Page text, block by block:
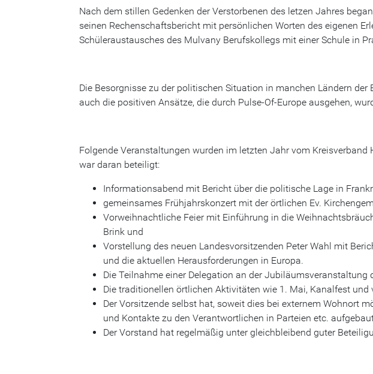
Nach dem stillen Gedenken der Verstorbenen des letzen Jahres
seinen Rechenschaftsbericht mit persönlichen Worten des eigenen
Schüleraustausches des Mulvany Berufskollegs mit einer Schule in
Die Besorgnisse zu der politischen Situation in manchen Ländern
auch die positiven Ansätze, die durch Pulse-Of-Europe ausgehen,
Folgende Veranstaltungen wurden im letzten Jahr vom Kreisverband
war daran beteiligt:
Informationsabend mit Bericht über die politische Lage in
gemeinsames Frühjahrskonzert mit der örtlichen Ev.
Vorweihnachtliche Feier mit Einführung in die
Brink und
Vorstellung des neuen Landesvorsitzenden Peter Wahl mit
und die aktuellen Herausforderungen in Europa.
Die Teilnahme einer Delegation an der Jubiläumsveranstaltung
Die traditionellen örtlichen Aktivitäten wie 1. Mai, Kanalfest und
Der Vorsitzende selbst hat, soweit dies bei externem Wohnort
und Kontakte zu den Verantwortlichen in Parteien etc.
Der Vorstand hat regelmäßig unter gleichbleibend guter